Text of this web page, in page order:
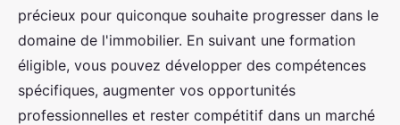
précieux pour quiconque souhaite progresser dans le
domaine de l'immobilier. En suivant une formation
éligible, vous pouvez développer des compétences
spécifiques, augmenter vos opportunités
professionnelles et rester compétitif dans un marché